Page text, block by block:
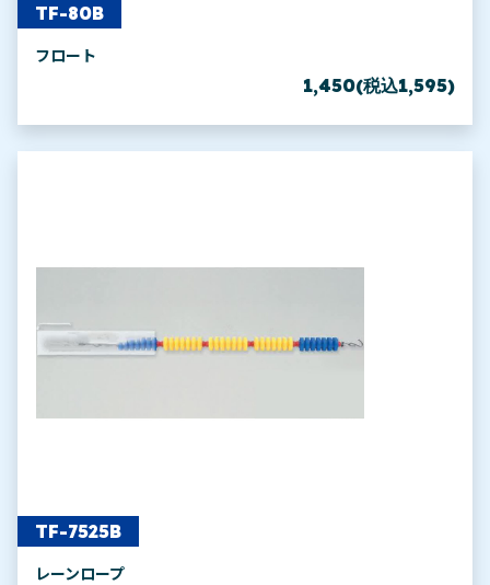
TF-80B
フロート
1,450(税込1,595)
TF-7525B
レーンロープ